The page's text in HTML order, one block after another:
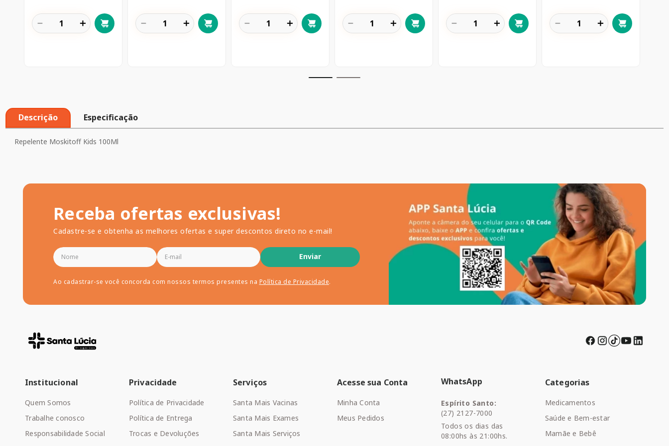
＋
－ ＋
－ ＋
－ ＋
－ ＋
－ ＋
－
Descrição Especificação
Repelente Moskitoff Kids 100Ml
Receba ofertas exclusivas!
Cadastre-se e obtenha as melhores ofertas e super descontos direto no e-mail!
Enviar
Ao cadastrar-se você concorda com nossos termos presentes na Política de Privacidade.
Institucional
Quem Somos
Trabalhe conosco
Responsabilidade Social
Privacidade
Política de Privacidade
Política de Entrega
Trocas e Devoluções
Serviços
Santa Mais Vacinas
Santa Mais Exames
Santa Mais Serviços
Acesse sua Conta
Minha Conta
Meus Pedidos
WhatsApp
Espírito Santo:
(27) 2127-7000
Todos os dias das
08:00hs às 21:00hs.
Categorias
Medicamentos
Saúde e Bem-estar
Mamãe e Bebê